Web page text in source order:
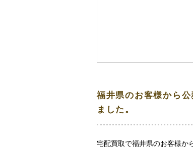
福井県のお客様から
ました。
宅配買取で福井県のお客様か